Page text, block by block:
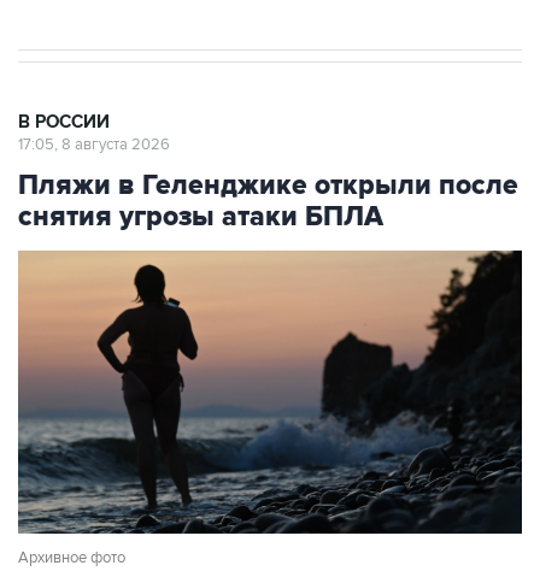
В РОССИИ
17:05, 8 августа 2026
Пляжи в Геленджике открыли после
снятия угрозы атаки БПЛА
Архивное фото